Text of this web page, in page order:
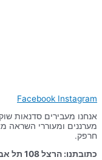
Facebook Instagram
אנחנו מעבירים סדנאות
חרפק.
כתובתנו: הרצל 108 תל אביב